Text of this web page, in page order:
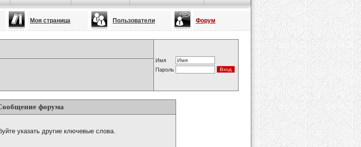
Моя страница Пользователи Форум
Имя
Пароль
форума
указать другие ключевые слова.